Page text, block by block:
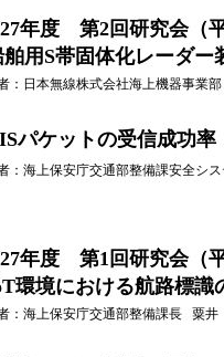
年度 第2回研究会（平
舶用S帯固体化レーダー
者：日本無線株式会社海上機器事
パケットの受信成功率
者：海上保安庁交通部整備課安全
年度 第1回研究会（平
環境における航路標識
者：海上保安庁交通部整備課長 粟